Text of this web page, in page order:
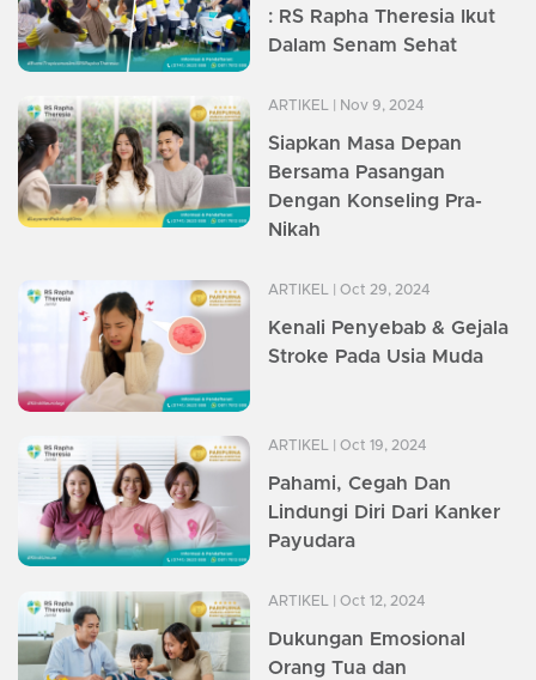
: RS Rapha Theresia Ikut
Dalam Senam Sehat
ARTIKEL | Nov 9, 2024
Siapkan Masa Depan
Bersama Pasangan
Dengan Konseling Pra-
Nikah
ARTIKEL | Oct 29, 2024
Kenali Penyebab & Gejala
Stroke Pada Usia Muda
ARTIKEL | Oct 19, 2024
Pahami, Cegah Dan
Lindungi Diri Dari Kanker
Payudara
ARTIKEL | Oct 12, 2024
Dukungan Emosional
Orang Tua dan